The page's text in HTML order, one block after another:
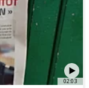
02:03